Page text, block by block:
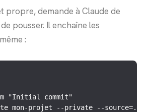
propre, demande à Claude de
pousser. Il enchaîne les
:
"Initial commit"
mon-projet --private --source=. --